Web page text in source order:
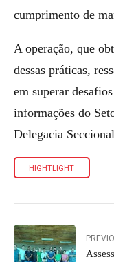
cumprimento de
A operação, que
dessas práticas,
em superar
informações do
Delegacia
HIGHTLIGHT